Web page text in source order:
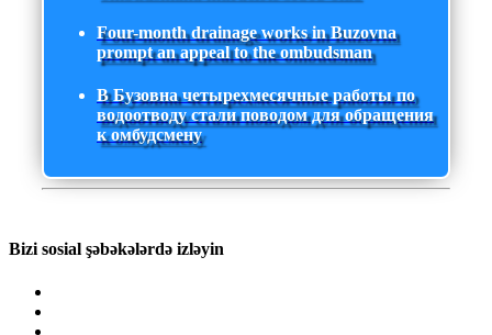
Four-month drainage works in Buzovna
prompt an appeal to the ombudsman
В Бузовна четырехмесячные работы по
водоотводу стали поводом для обращения
к омбудсмену
Bizi sosial şəbəkələrdə izləyin